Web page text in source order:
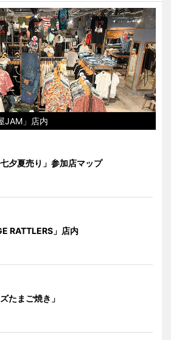
JAM」店内
七夕夏売り」参加店マップ
RATTLERS」店内
ズたまご焼き」